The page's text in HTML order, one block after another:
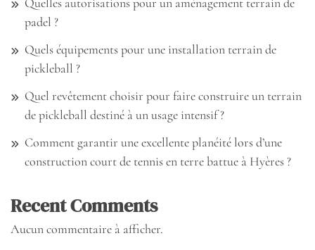
padel ?
Quels équipements pour une installation terrain de
pickleball ?
Quel revêtement choisir pour faire construire un terrain
de pickleball destiné à un usage intensif ?
Comment garantir une excellente planéité lors d’une
construction court de tennis en terre battue à Hyères ?
Recent Comments
Aucun commentaire à afficher.